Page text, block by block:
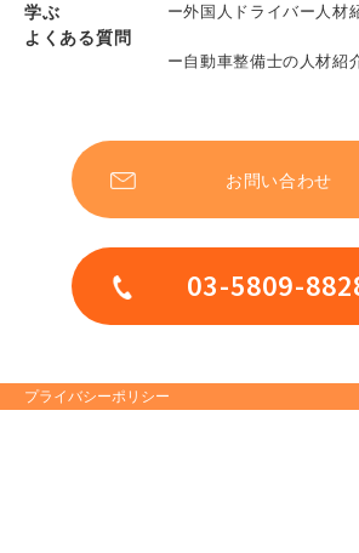
学ぶ
よくある質問
ー外国人ドライバー人材
ー自動車整備士の人材紹
お問い合わせ
03-5809-
プライバシーポリシー